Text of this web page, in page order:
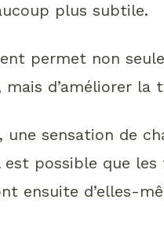
plus subtile.
permet non
mais d’améliorer
sensation de
possible que
ensuite d’elles-